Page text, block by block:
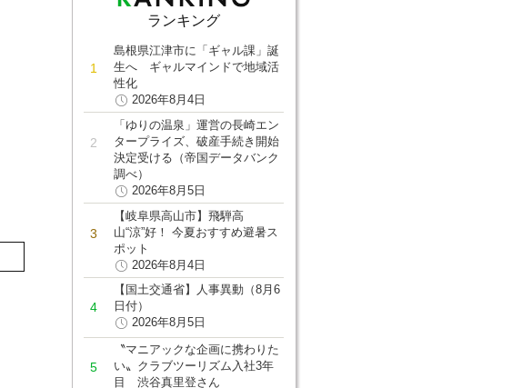
ランキング
島根県江津市に「ギャル課」誕
生へ ギャルマインドで地域活
性化
2026年8月4日
「ゆりの温泉」運営の長崎エン
タープライズ、破産手続き開始
決定受ける（帝国データバンク
調べ）
2026年8月5日
【岐阜県高山市】飛騨高
山“涼”好！ 今夏おすすめ避暑ス
ポット
2026年8月4日
【国土交通省】人事異動（8月6
日付）
2026年8月5日
〝マニアックな企画に携わりた
い〟クラブツーリズム入社3年
目 渋谷真里登さん